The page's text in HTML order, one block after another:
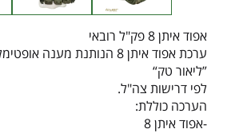
אפוד איתן 8 פק"ל רובאי
ערכת אפוד איתן 8 הנותנת
”ליאור טק“
לפי דרישות צה"ל.
הערכה כוללת:
-אפוד איתן 8